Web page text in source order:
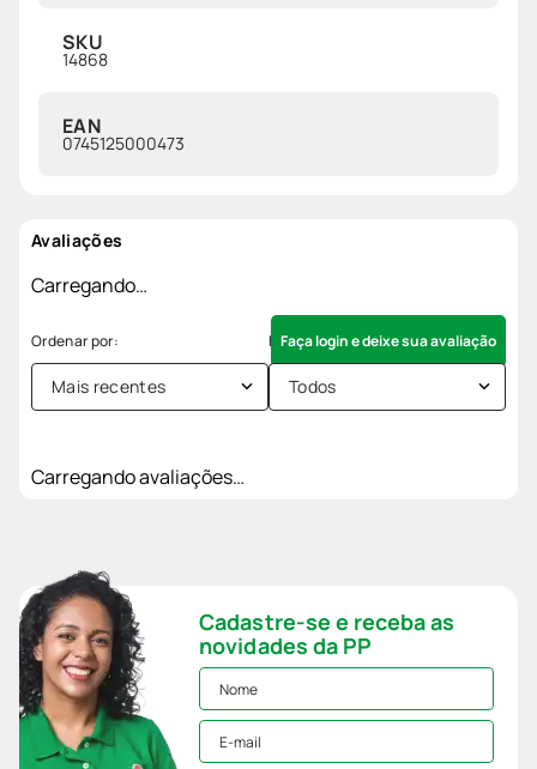
SKU
14868
EAN
0745125000473
Avaliações
Carregando…
Faça login e deixe sua avaliação
Mais recentes Todos
Carregando avaliações…
Cadastre-se e receba as
novidades da PP